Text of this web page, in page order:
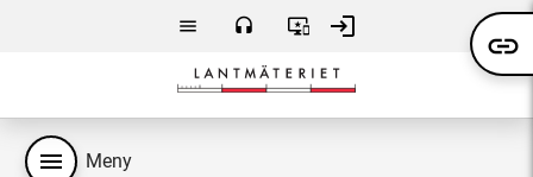
Hoppa till huvudsakligt innehåll
menu headset
oss
important_devices login
in
menu Meny
link